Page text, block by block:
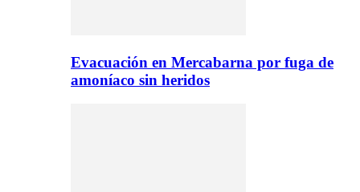
Evacuación en Mercabarna por fuga de
amoníaco sin heridos